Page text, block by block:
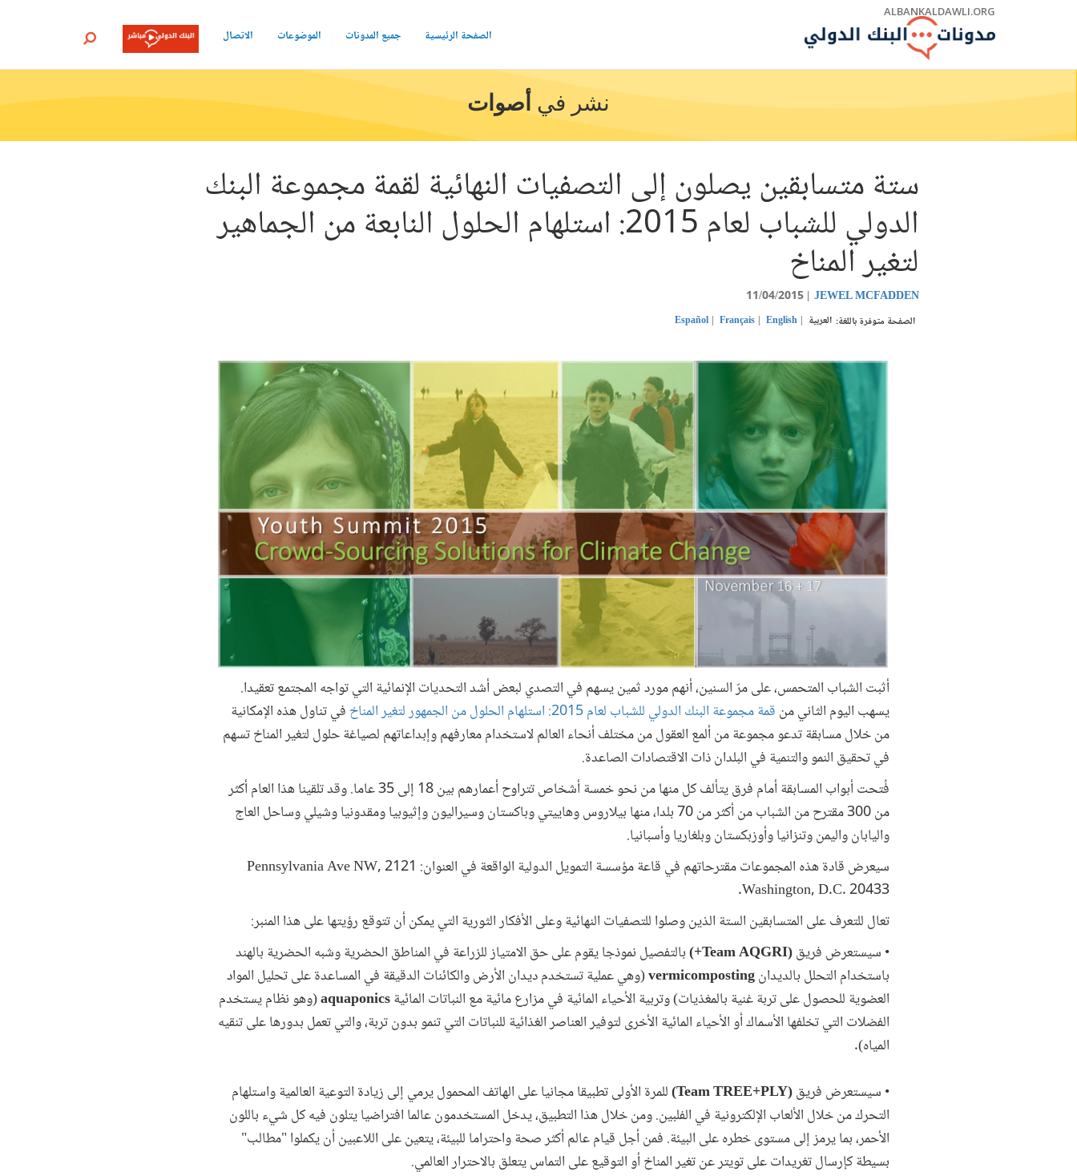
ALBANKALDAWLI.ORG
الصفحة الرئيسية جميع المدونات الموضوعات الاتصال بحث
نشر في أصوات
ستة متسابقين يصلون إلى التصفيات النهائية لقمة مجموعة البنك
الدولي للشباب لعام 2015: استلهام الحلول النابعة من الجماهير
لتغير المناخ
JEWEL MCFADDEN
11/04/2015
الصفحة متوفرة باللغة: العربية English
Français
Español
أثبت الشباب المتحمس، على مرّ السنين، أنهم مورد ثمين يسهم في التصدي لبعض أشد التحديات الإنمائية التي تواجه المجتمع تعقيدا.
يسهب اليوم الثاني من قمة مجموعة البنك الدولي للشباب لعام 2015: استلهام الحلول من الجمهور لتغير المناخ
في تناول هذه الإمكانية
من خلال مسابقة تدعو مجموعة من ألمع العقول من مختلف أنحاء العالم لاستخدام معارفهم وإبداعاتهم لصياغة حلول لتغير المناخ تسهم
في تحقيق النمو والتنمية في البلدان ذات الاقتصادات الصاعدة.
فُتحت أبواب المسابقة أمام فرق يتألف كل منها من نحو خمسة أشخاص تتراوح أعمارهم بين 18 إلى 35 عاما. وقد تلقينا هذا العام أكثر
من 300 مقترح من الشباب من أكثر من 70 بلدا، منها بيلاروس وهاييتي وباكستان وسيراليون وإثيوبيا ومقدونيا وشيلي وساحل العاج
واليابان واليمن وتنزانيا وأوزبكستان وبلغاريا وأسبانيا.
سيعرض قادة هذه المجموعات مقترحاتهم في قاعة مؤسسة التمويل الدولية الواقعة في العنوان: 2121 Pennsylvania Ave NW,
Washington, D.C. 20433.
تعال للتعرف على المتسابقين الستة الذين وصلوا للتصفيات النهائية وعلى الأفكار الثورية التي يمكن أن تتوقع رؤيتها على هذا المنبر:
• سيستعرض فريق(Team AQGRI+)
بالتفصيل نموذجا يقوم على حق الامتياز للزراعة في المناطق الحضرية وشبه الحضرية بالهند
باستخدام التحلل بالديدانvermicomposting(وهي عملية تستخدم ديدان الأرض والكائنات الدقيقة في المساعدة على تحليل المواد
العضوية للحصول على تربة غنية بالمغذيات) وتربية الأحياء المائية في مزارع مائية مع النباتات المائيةaquaponics(وهو نظام يستخدم
الفضلات التي تخلفها الأسماك أو الأحياء المائية الأخرى لتوفير العناصر الغذائية للنباتات التي تنمو بدون تربة، والتي تعمل بدورها على تنقيه
المياه).
• سيستعرض فريق(Team TREE+PLY)
للمرة الأولى تطبيقا مجانيا على الهاتف المحمول يرمي إلى زيادة التوعية العالمية واستلهام
التحرك من خلال الألعاب الإلكترونية في الفلبين. ومن خلال هذا التطبيق، يدخل المستخدمون عالما افتراضيا يتلون فيه كل شيء باللون
الأحمر، بما يرمز إلى مستوى خطره على البيئة. فمن أجل قيام عالم أكثر صحة واحتراما للبيئة، يتعين على اللاعبين أن يكملوا "مطالب"
بسيطة كإرسال تغريدات على تويتر عن تغير المناخ أو التوقيع على التماس يتعلق بالاحترار العالمي.